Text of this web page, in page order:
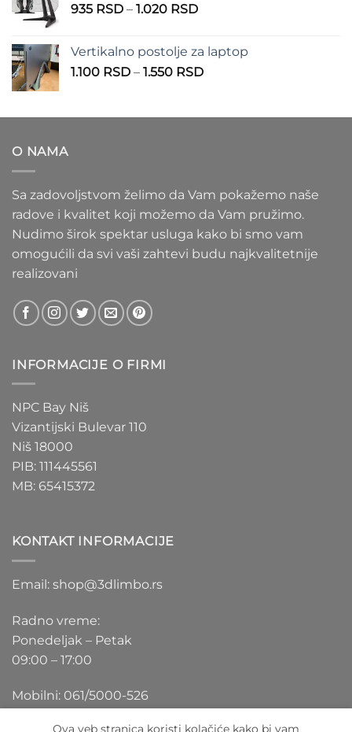
935 RSD – 1.020 RSDRaspon
935 RSD
do
Vertikalno postolje za laptop
1.100 RSD – 1.550 RSDRaspon
1.100 RSD
O NAMA
Sa zadovoljstvom želimo da Vam pokažemo naše
radove i kvalitet koji možemo da Vam pružimo.
Nudimo širok spektar usluga kako bi smo vam
omogućili da svi vaši zahtevi budu najkvalitetnije
realizovani
INFORMACIJE O FIRMI
NPC Bay Niš
Vizantijski Bulevar 110
Niš 18000
PIB: 111445561
MB: 65415372
KONTAKT INFORMACIJE
Email: shop@3dlimbo.rs
Radno vreme:
Ponedeljak – Petak
09:00 – 17:00
Mobilni: 061/5000-526
Ova veb stranica koristi kolačiće kako bi vam